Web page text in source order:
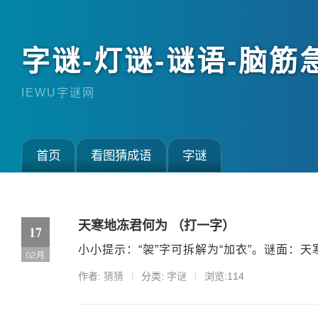
字谜-灯谜-谜语-脑筋
IEWU字谜网
首页 看图猜成语 字谜
17
02月
天寒地冻君何为 （打一字）
小小提示：“袈”字可拆解为“加衣”。谜面：
作者: 猜猜 分类: 字谜 浏览:114